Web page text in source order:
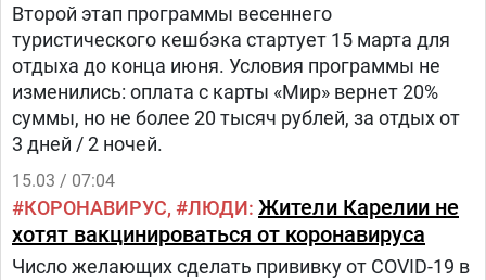
Второй этап программы весеннего
туристического кешбэка стартует 15 марта для
отдыха до конца июня. Условия программы не
изменились: оплата с карты «Мир» вернет 20%
суммы, но не более 20 тысяч рублей, за отдых от
3 дней / 2 ночей.
15.03 / 07:04
КОРОНАВИРУС ЛЮДИ Жители Карелии не
хотят вакцинироваться от коронавируса
Число желающих сделать прививку от COVID-19 в